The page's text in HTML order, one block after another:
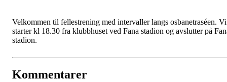
Velkommen til fellestrening med intervaller langs osbanetraséen. Vi
starter kl 18.30 fra klubbhuset ved Fana stadion og avslutter på
stadion.
Kommentarer